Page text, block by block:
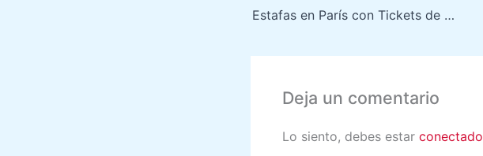
Estafas en París con Tickets de Tren
Deja un comentario
Lo siento, debes estar conectado